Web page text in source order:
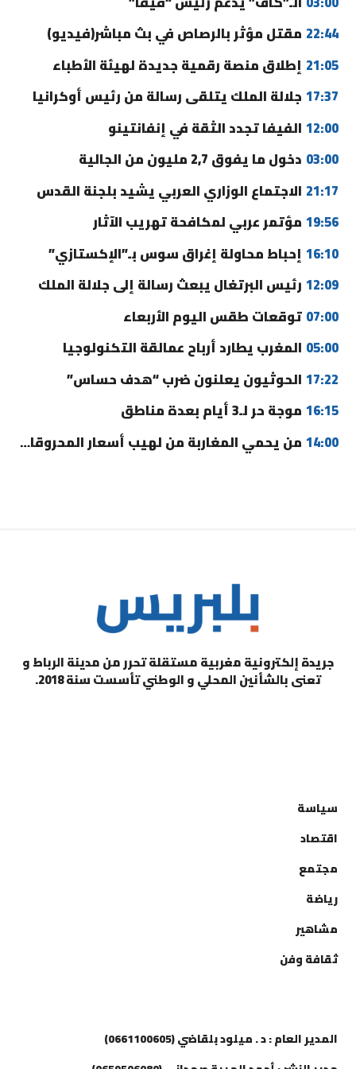
22:44 مقتل مؤثر بالرصاص في بث مباشر(فيديو)
21:05 إطلاق منصة رقمية جديدة لهيئة الأطباء
17:37 جلالة الملك يتلقى رسالة من رئيس أوكرانيا
12:00 الفيفا تجدد الثقة في إنفانتينو
03:00 دخول ما يفوق 2,7 مليون من الجالية
21:17 الاجتماع الوزاري العربي يشيد بلجنة القدس
19:56 مؤتمر عربي لمكافحة تهريب الآثار
16:10 إحباط محاولة إغراق سوس بـ”الإكستازي”
12:09 رئيس البرتغال يبعث رسالة إلى جلالة الملك
07:00 توقعات طقس اليوم الأربعاء
05:00 المغرب يطارد أرباح عمالقة التكنولوجيا
17:22 الحوثيون يعلنون ضرب “هدف حساس”
16:15 موجة حر لـ3 أيام بعدة مناطق
14:00 من يحمي المغاربة من لهيب أسعار المحروقات؟
جريدة إلكترونية مغربية مستقلة تحرر من مدينة الرباط و
تعنى بالشأنين المحلي و الوطني تأسست سنة 2018.
سياسة
اقتصاد
مجتمع
رياضة
مشاهير
ثقافة وفن
المدير العام : د . ميلود بلقاضي (0661100605)